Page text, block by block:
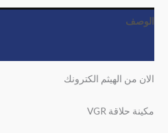
الوصف
الان من الهيثم الكترونك
مكينة حلاقة VGR